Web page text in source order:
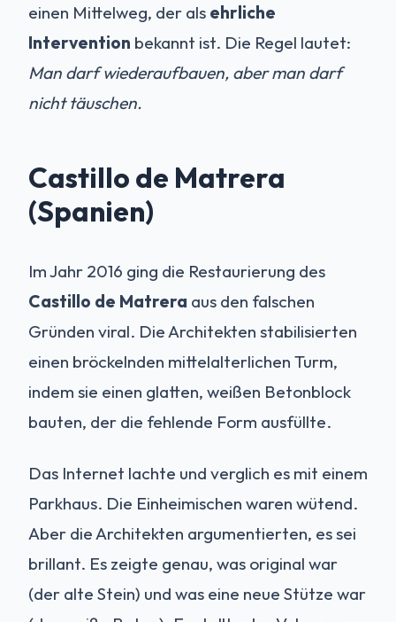
einen Mittelweg, der als ehrliche
Intervention bekannt ist. Die Regel lautet:
Man darf wiederaufbauen, aber man darf
nicht täuschen.
Castillo de Matrera
(Spanien)
Im Jahr 2016 ging die Restaurierung des
Castillo de Matrera aus den falschen
Gründen viral. Die Architekten stabilisierten
einen bröckelnden mittelalterlichen Turm,
indem sie einen glatten, weißen Betonblock
bauten, der die fehlende Form ausfüllte.
Das Internet lachte und verglich es mit einem
Parkhaus. Die Einheimischen waren wütend.
Aber die Architekten argumentierten, es sei
brillant. Es zeigte genau, was original war
(der alte Stein) und was eine neue Stütze war